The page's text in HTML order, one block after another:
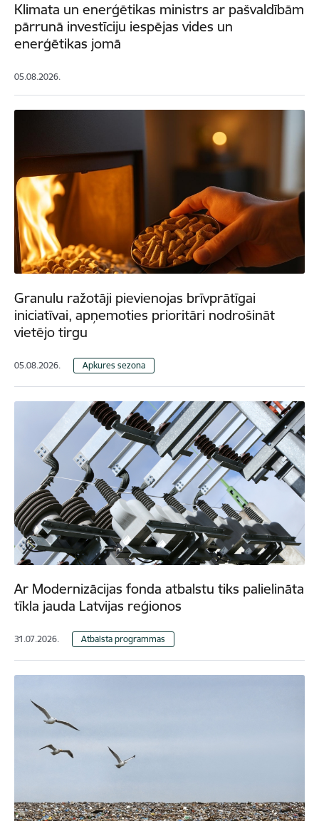
Klimata un enerģētikas ministrs ar pašvaldībām
pārrunā investīciju iespējas vides un
enerģētikas jomā
05.08.2026.
Granulu ražotāji pievienojas brīvprātīgai
iniciatīvai, apņemoties prioritāri nodrošināt
vietējo tirgu
05.08.2026. Apkures sezona
Ar Modernizācijas fonda atbalstu tiks palielināta
tīkla jauda Latvijas reģionos
31.07.2026. Atbalsta programmas